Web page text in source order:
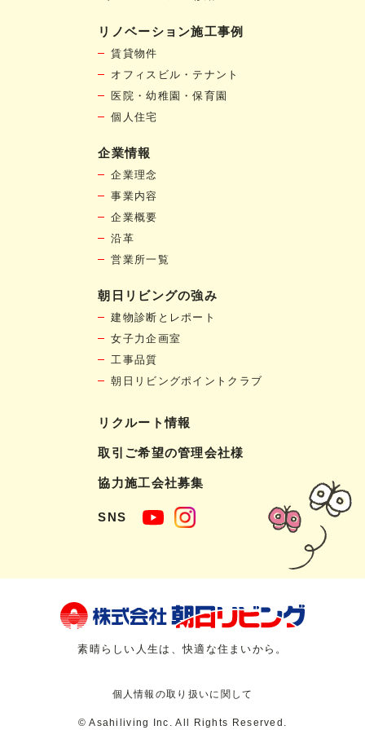
リノベーション施工事例
賃貸物件
オフィスビル・テナント
医院・幼稚園・保育園
個人住宅
企業情報
企業理念
事業内容
企業概要
沿革
営業所一覧
朝日リビングの強み
建物診断とレポート
女子力企画室
工事品質
朝日リビングポイントクラブ
リクルート情報
取引ご希望の管理会社様
協力施工会社募集
SNS
素晴らしい人生は、快適な住まいから。
個人情報の取り扱いに関して
© Asahiliving Inc. All Rights Reserved.